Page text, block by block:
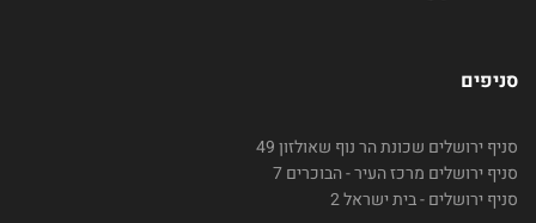
סניפים
סניף ירושלים שכונת הר נוף שאולזון 49
סניף ירושלים מרכז העיר - הבוכרים 7
סניף ירושלים - בית ישראל 2